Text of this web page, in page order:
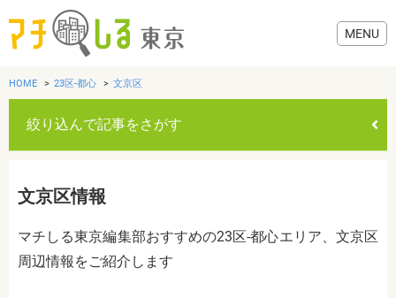
歯医者・病院
HOME 23区-都心 文京区
絞り込んで記事をさがす
文京区情報
マチしる東京編集部おすすめの23区-都心エリア、文京区
周辺情報をご紹介します